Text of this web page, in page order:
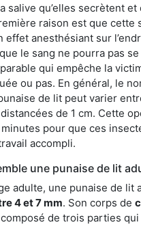
salive qu’elles secrètent et
raison est que cette
effet anesthésiant sur
le sang ne pourra pas
qui empêche la
ou pas. En général, le
de lit peut varier
de 1 cm. Cette
pour que ces
accompli.
une punaise de lit
adulte, une punaise de lit
4 et 7 mm. Son corps de
de trois parties